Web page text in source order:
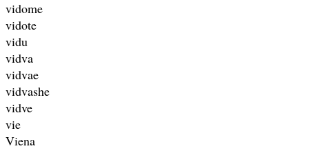
vidome
vidote
vidu
vidva
vidvae
vidvashe
vidve
vie
Viena